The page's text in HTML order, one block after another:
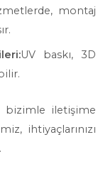
montaj
UV baskı, 3D
bizimle iletişime
ihtiyaçlarınızı